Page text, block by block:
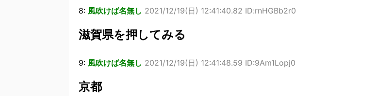
8: 風吹けば名無し 2021/12/19(日) 12:41:40.82 ID:rnHGBb2r0
滋賀県を押してみる
9: 風吹けば名無し 2021/12/19(日) 12:41:48.59 ID:9Am1Lopj0
京都